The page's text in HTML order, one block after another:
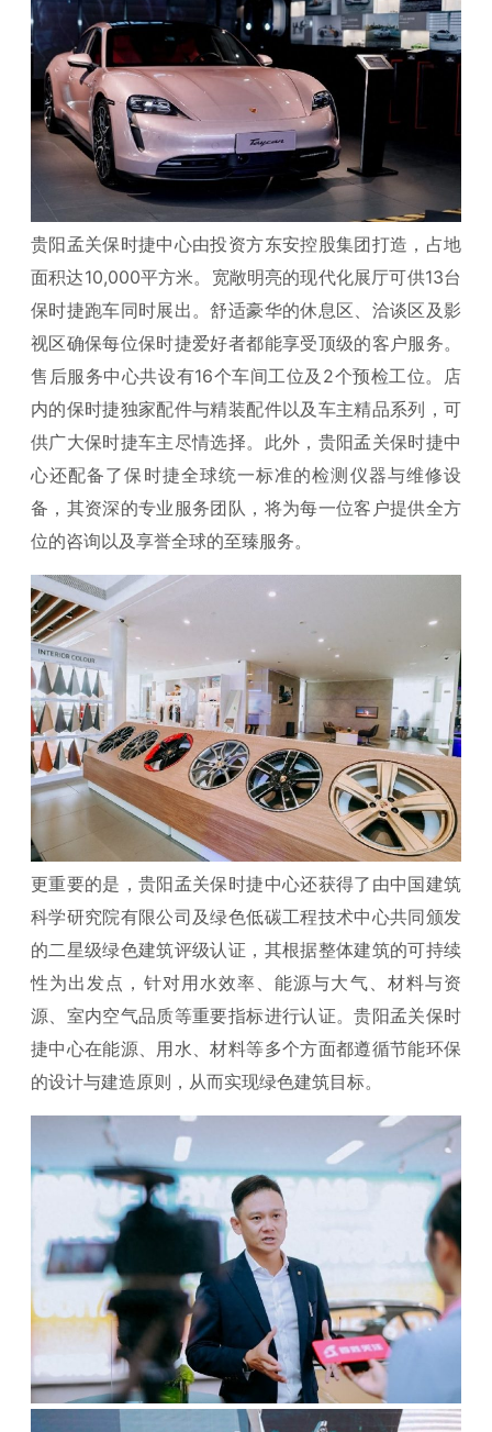
贵阳孟关保时捷中心由投资方东安控股集团打造，占地
面积达10,000平方米。宽敞明亮的现代化展厅可供13台
保时捷跑车同时展出。舒适豪华的休息区、洽谈区及影
视区确保每位保时捷爱好者都能享受顶级的客户服务。
售后服务中心共设有16个车间工位及2个预检工位。店
内的保时捷独家配件与精装配件以及车主精品系列，可
供广大保时捷车主尽情选择。此外，贵阳孟关保时捷中
心还配备了保时捷全球统一标准的检测仪器与维修设
备，其资深的专业服务团队，将为每一位客户提供全方
位的咨询以及享誉全球的至臻服务。
更重要的是，贵阳孟关保时捷中心还获得了由中国建筑
科学研究院有限公司及绿色低碳工程技术中心共同颁发
的二星级绿色建筑评级认证，其根据整体建筑的可持续
性为出发点，针对用水效率、能源与大气、材料与资
源、室内空气品质等重要指标进行认证。贵阳孟关保时
捷中心在能源、用水、材料等多个方面都遵循节能环保
的设计与建造原则，从而实现绿色建筑目标。